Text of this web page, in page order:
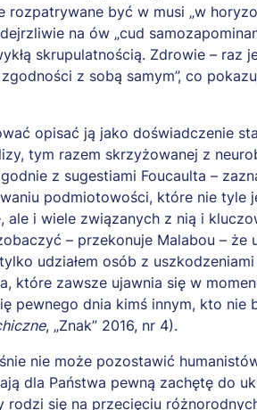
być w musi „w
na ów „cud
skrupulatnością. Zdrowie – raz
z sobą samym”, co
opisać ją jako doświadczenie
tym razem skrzyżowanej z
z sugestiami Foucaulta –
podmiotowości, które nie tyle
i wiele związanych z nią i
– przekonuje Malabou – że
udziałem osób z
które zawsze ujawnia się w
pewnego dnia kimś innym, kto nie
, „Znak” 2016, nr 4).
nie może pozostawić
dla Państwa pewną zachętę do
się na przecięciu